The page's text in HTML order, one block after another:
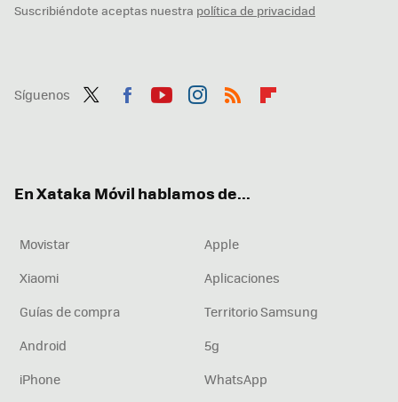
Suscribiéndote aceptas nuestra política de privacidad
Síguenos
En Xataka Móvil hablamos de...
Movistar
Apple
Xiaomi
Aplicaciones
Guías de compra
Territorio Samsung
Android
5g
iPhone
WhatsApp